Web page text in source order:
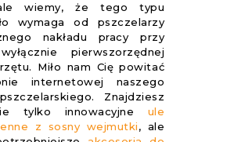
wiemy, że tego typu
wymaga od pszczelarzy
nakładu pracy przy
pierwszorzędnej
Miło nam Cię powitać
internetowej naszego
Znajdziesz
tylko innowacyjne ule
z sosny wejmutki, ale